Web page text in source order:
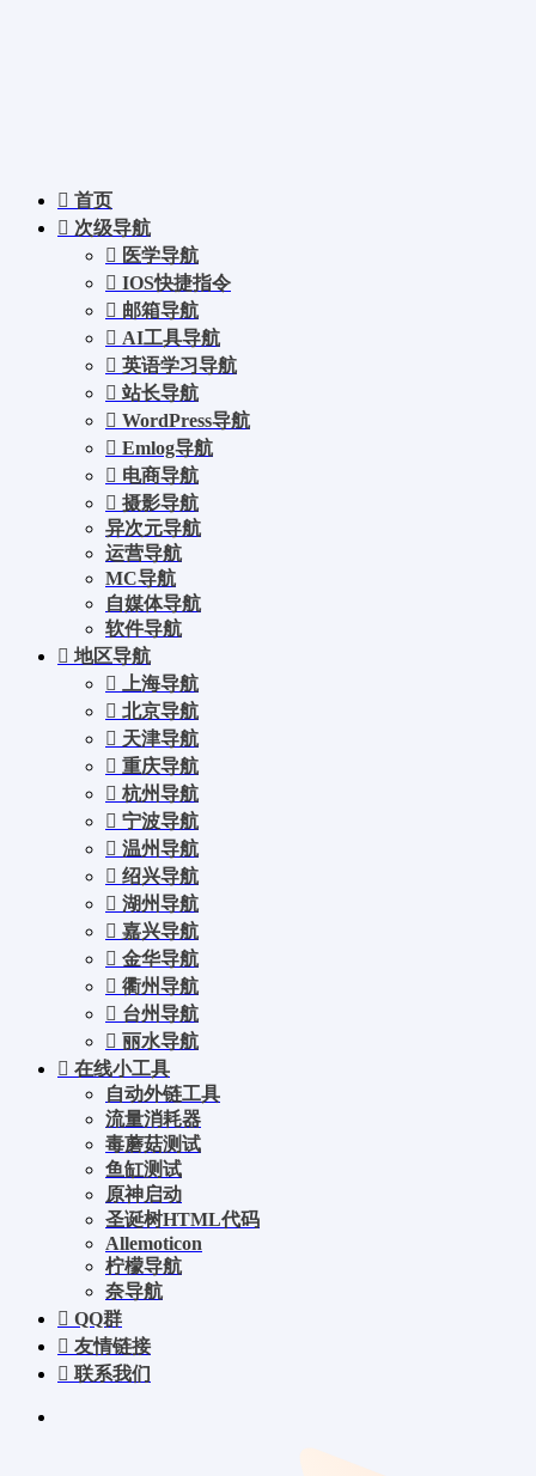
首页
次级导航
医学导航
IOS快捷指令
邮箱导航
AI工具导航
英语学习导航
站长导航
WordPress导航
Emlog导航
电商导航
摄影导航
异次元导航
运营导航
MC导航
自媒体导航
软件导航
地区导航
上海导航
北京导航
天津导航
重庆导航
杭州导航
宁波导航
温州导航
绍兴导航
湖州导航
嘉兴导航
金华导航
衢州导航
台州导航
丽水导航
在线小工具
自动外链工具
流量消耗器
毒蘑菇测试
鱼缸测试
原神启动
圣诞树HTML代码
Allemoticon
柠檬导航
奈导航
QQ群
友情链接
联系我们